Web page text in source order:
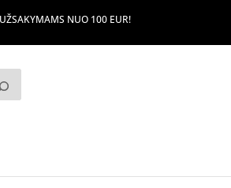
NUO 100 EUR!